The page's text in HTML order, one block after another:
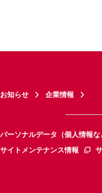
お知らせ 企業情報
パーソナルデータ（個人情報な
サイトメンテナンス情報